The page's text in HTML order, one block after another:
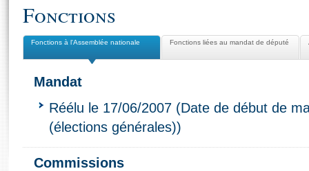
Fonctions
Fonctions à l'Assemblée nationale Fonctions liées au mandat de député
Mandat
Réélu le 17/06/2007 (Date de début de
(élections générales))
Commissions